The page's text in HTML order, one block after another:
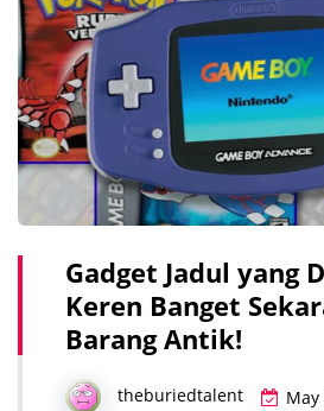
Gadget Jadul yang
Keren Banget
Barang Antik!
theburiedtalent May